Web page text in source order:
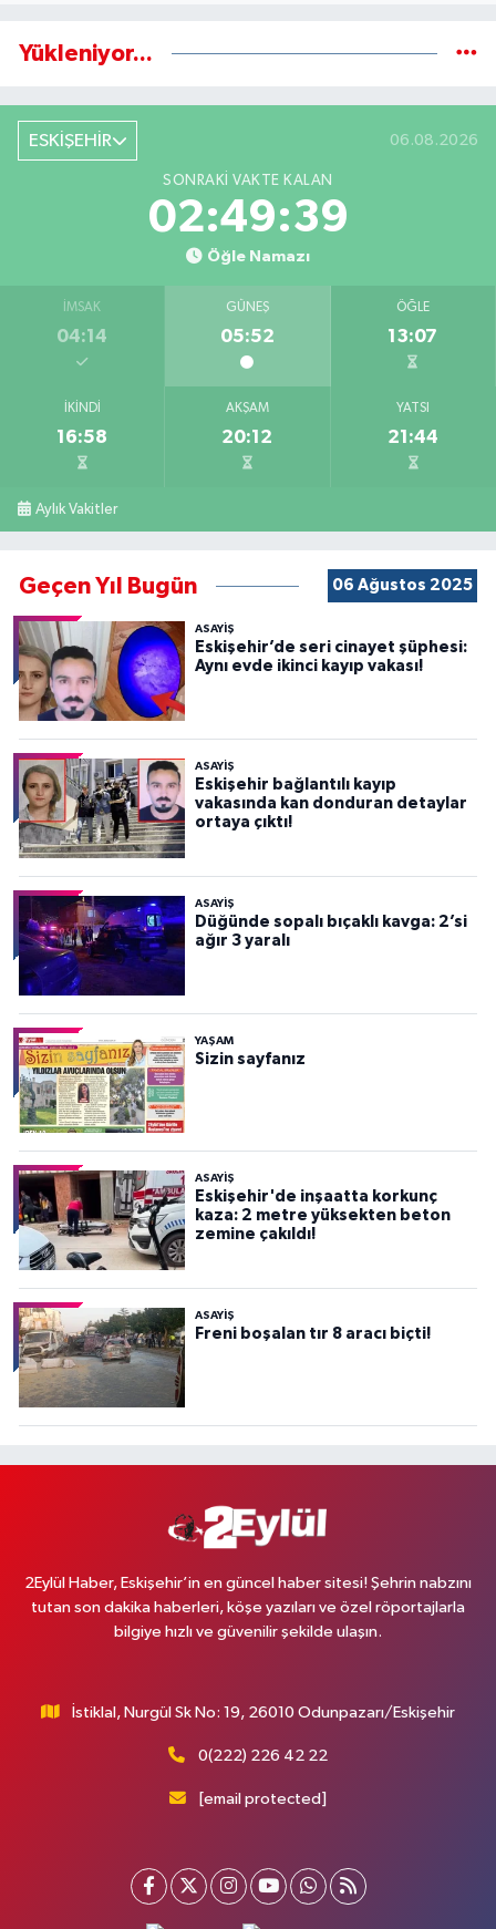
Yükleniyor...
ESKİŞEHİR 06.08.2026
SONRAKI VAKTE KALAN
02:49:38
Öğle Namazı
İMSAK
04:14
GÜNEŞ
05:52
ÖĞLE
13:07
İKINDI
16:58
AKŞAM
20:12
YATSI
21:44
Aylık Vakitler
Geçen Yıl Bugün 06 Ağustos 2025
ASAYİŞ
Eskişehir’de seri cinayet şüphesi:
Aynı evde ikinci kayıp vakası!
ASAYİŞ
Eskişehir bağlantılı kayıp
vakasında kan donduran detaylar
ortaya çıktı!
ASAYİŞ
Düğünde sopalı bıçaklı kavga: 2’si
ağır 3 yaralı
YAŞAM
Sizin sayfanız
ASAYİŞ
Eskişehir'de inşaatta korkunç
kaza: 2 metre yüksekten beton
zemine çakıldı!
ASAYİŞ
Freni boşalan tır 8 aracı biçti!
2Eylül Haber, Eskişehir’in en güncel haber sitesi! Şehrin nabzını
tutan son dakika haberleri, köşe yazıları ve özel röportajlarla
bilgiye hızlı ve güvenilir şekilde ulaşın.
İstiklal, Nurgül Sk No: 19, 26010 Odunpazarı/Eskişehir
0(222) 226 42 22
[email protected]